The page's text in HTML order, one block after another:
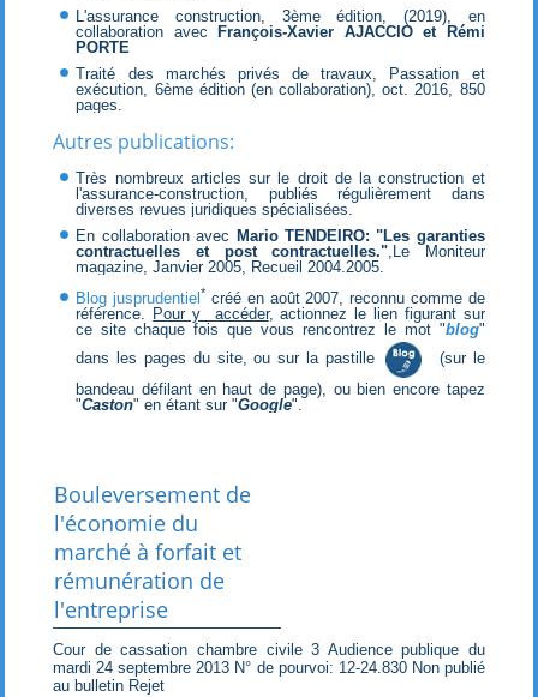
L'assurance construction, 3ème édition, (2019), en
collaboration avec
François-Xavier AJACCIO et Rémi
PORTE
Traité des marchés privés de travaux, Passation et
exécution, 6ème édition (en collaboration), oct. 2016, 850
pages.
Autres publications:
Très nombreux articles sur le droit de la construction et
l'assurance-construction, publiés régulièrement dans
diverses revues juridiques spécialisées.
En collaboration avec Mario TENDEIRO: "Les garanties
contractuelles et post contractuelles.",Le Moniteur
magazine, Janvier 2005, Recueil 2004.2005.
Blog jusprudentiel* créé en août 2007, reconnu comme de
référence. Pour y accéder, actionnez le lien figurant sur
ce site chaque fois que vous rencontrez le mot "blog"
dans les pages du site, ou sur la pastille
(sur le
bandeau défilant en haut de page), ou bien encore tapez
"Caston" en étant sur "Google".
Bouleversement de
l'économie du
marché à forfait et
rémunération de
l'entreprise
Cour de cassation chambre civile 3 Audience publique du
mardi 24 septembre 2013 N° de pourvoi: 12-24.830 Non publié
au bulletin Rejet